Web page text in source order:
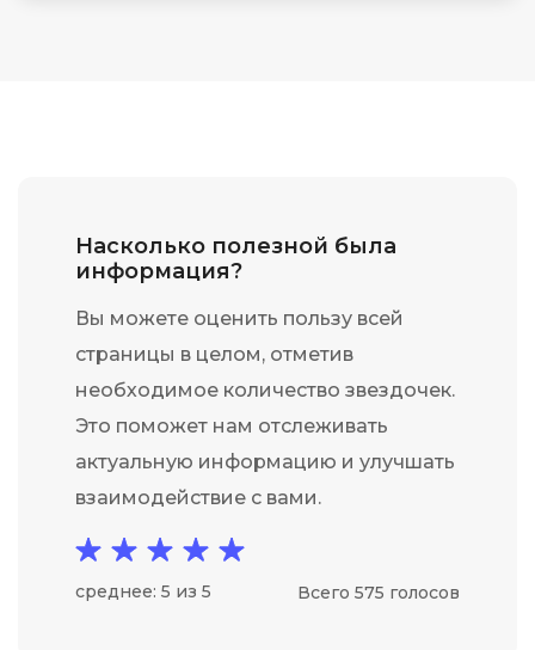
Насколько полезной была
информация?
Вы можете оценить пользу всей
страницы в целом, отметив
необходимое количество звездочек.
Это поможет нам отслеживать
актуальную информацию и улучшать
взаимодействие с вами.
среднее: 5 из 5 Всего 575 голосов